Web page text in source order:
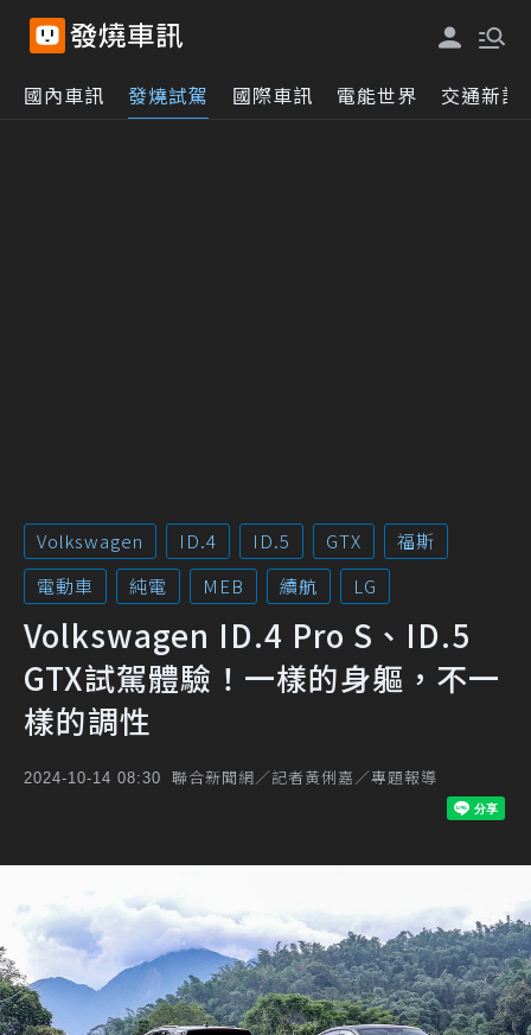
國內車訊 發燒試駕 國際車訊 電能世界 交通新訊
Volkswagen ID.4 ID.5 GTX
福斯
電動車
純電 MEB 續航 LG
Volkswagen ID.4 Pro S、ID.5
GTX試駕體驗！一樣的身軀，不一
樣的調性
2024-10-14 08:30 聯合新聞網／記者黃俐嘉／專題報導